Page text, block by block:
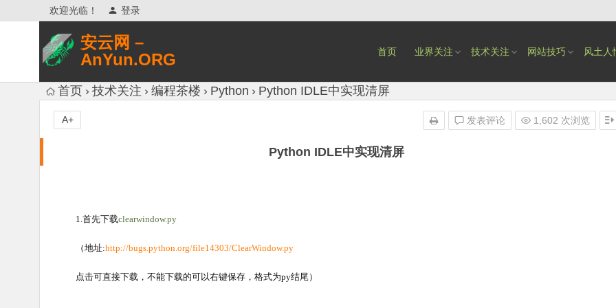
欢迎光临！ 登录
安云网 –
AnYun.ORG
网络安全研究、网络各种猎奇八卦。
首页 业界关注 技术关注 网站技巧 风土人
首页 技术关注 编程茶楼 Python Python IDLE中实现清屏
Python IDLE中实现清屏
发表评论 1,602 次浏览
A+
1.首先下载clearwindow.py
（地址:http://bugs.python.org/file14303/ClearWindow.py
点击可直接下载，不能下载的可以右键保存，格式为py结尾）